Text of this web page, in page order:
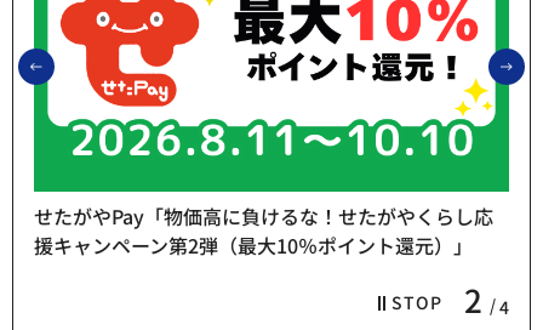
前のスライドを表示
STOP 2 4
せたがやPay「物価高に負けるな！せたがやくらし応
援キャンペーン第2弾（最大10％ポイント還元）」